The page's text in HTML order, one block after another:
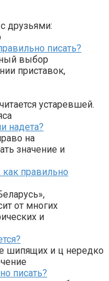
друзьями:
писать?
выбор
приставок,
устаревшей.
надета?
на
значение и
как правильно
от многих
и
шипящих и ц нередко
писать?